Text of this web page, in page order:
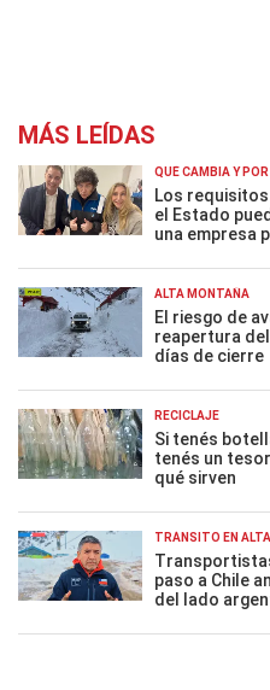
MÁS LEÍDAS
QUÉ CAMBIA Y
Los
el Estado
una empresa
ALTA MONTAÑA
El riesgo de
reapertura
días de cierre
RECICLAJE
Si tenés
tenés un
qué sirven
TRÁNSITO EN
paso a Chile
del lado